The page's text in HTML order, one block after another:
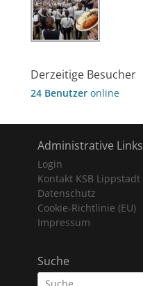
Derzeitige Besucher
24 Benutzer online
Administrative Links
Login
Kontakt KSB Lippstadt
Datenschutz
Cookie-Richtlinie (EU)
Impressum
Suche
Suche